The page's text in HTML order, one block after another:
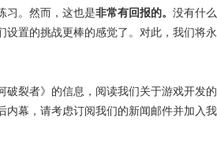
习。然而，这也是非常有回报的。 没有什么
设置的挑战更棒的感觉了。对此，我们将永
破裂者》的信息，阅读我们关于游戏开发的
内幕，请考虑订阅我们的新闻邮件并加入我